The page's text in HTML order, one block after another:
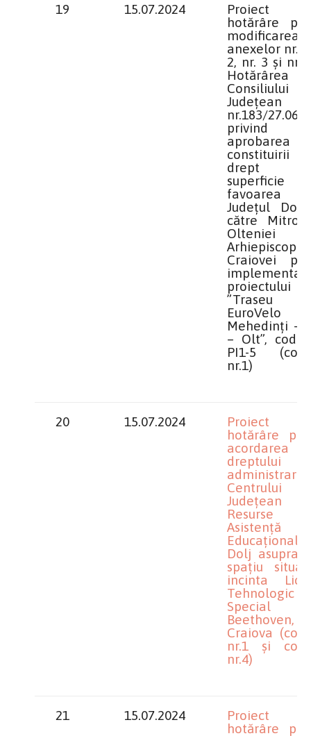
19 15.07.2024
Proiect
hotărâre
modificarea
anexelor nr.
2, nr. 3 și nr.
Hotărârea
Consiliului
Județean
nr.183/
privind
aprobarea
constituirii
drept
favoarea
Județul
către
Arhiepiscopia
Craiovei
proiectului
”Traseu
Mehedinți –
– Olt”, cod
PI1-5
nr.1)
20 15.07.2024
Proiect
hotărâre
acordarea
dreptului
administrare
Centrului
Județean
Asistență
Educațională
Dolj asupra
spațiu
incinta
Tehnologic
Special
Beethoven,
Craiova
nr.1 și
nr.4)
21 15.07.2024
Proiect
hotărâre